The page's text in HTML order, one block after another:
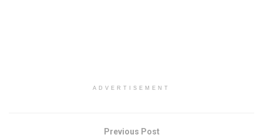
ADVERTISEMENT
Previous Post